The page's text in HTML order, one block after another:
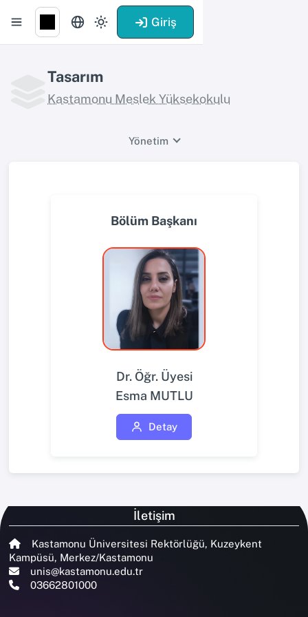
Giriş
Tasarım
Kastamonu Meslek Yüksekokulu
Yönetim
Bölüm Başkanı
Dr. Öğr. Üyesi
Esma MUTLU
Detay
İletişim
Kastamonu Üniversitesi Rektörlüğü, Kuzeykent
Kampüsü, Merkez/Kastamonu
unis@kastamonu.edu.tr
03662801000